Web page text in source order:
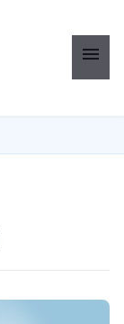
menu